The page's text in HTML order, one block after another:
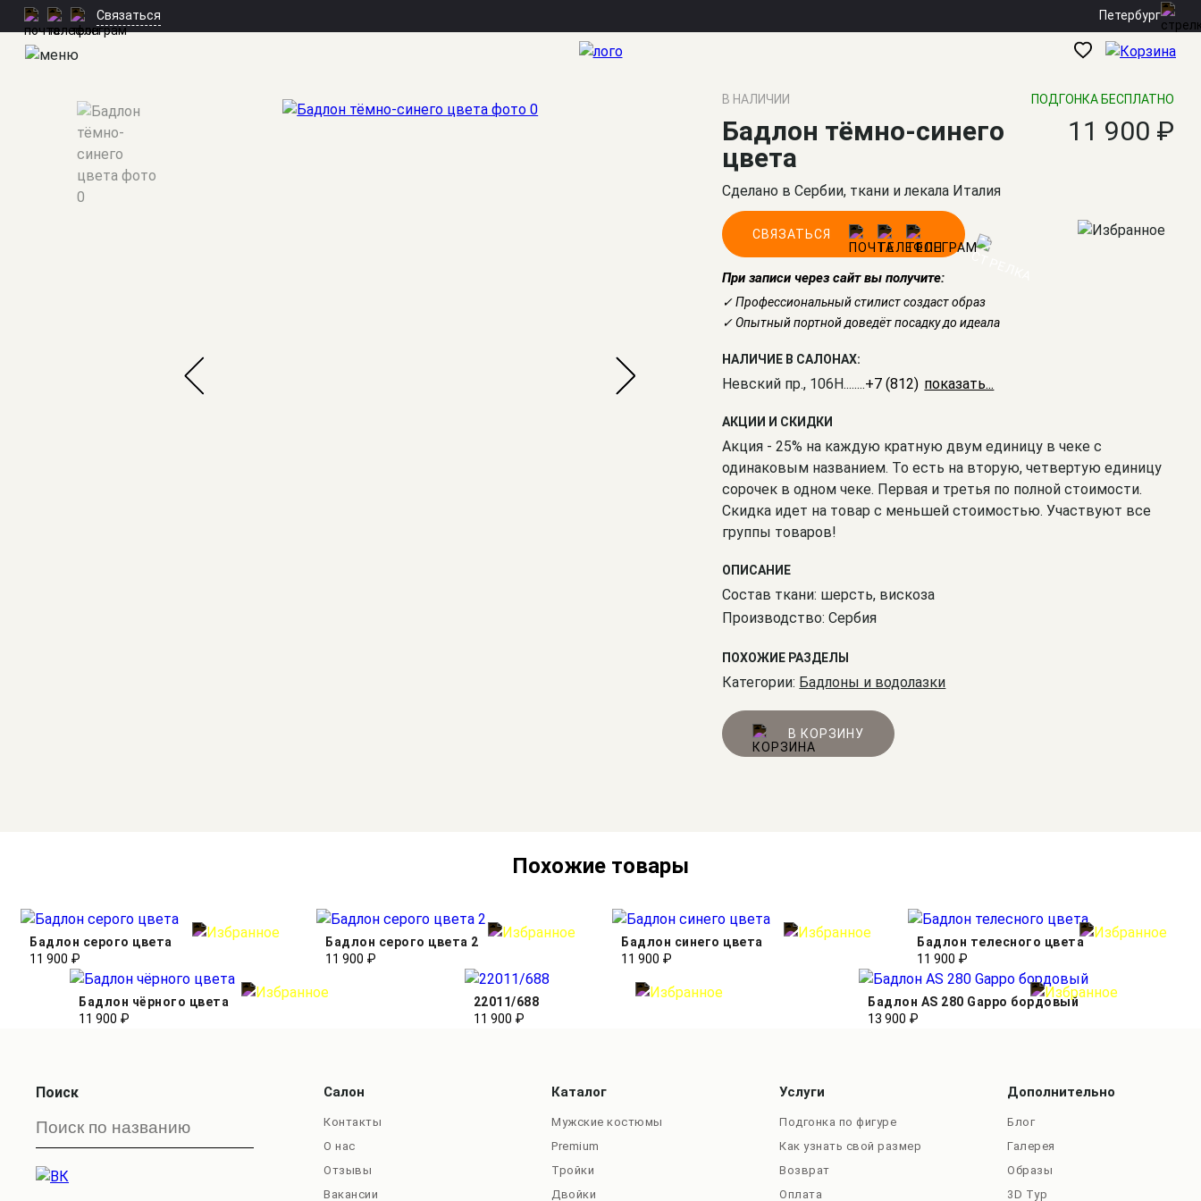
Связаться Петербург
Мужские костюмы
В НАЛИЧИИ ПОДГОНКА БЕСПЛАТНО
Бадлон тёмно-синего
цвета
11 900 ₽
Сделано в Сербии, ткани и лекала Италия
СВЯЗАТЬСЯ
При записи через сайт вы получите:
✓ Профессиональный стилист создаст образ
✓ Опытный портной доведёт посадку до идеала
НАЛИЧИЕ В САЛОНАХ:
Невский пр., 106Н........+7 (812) 309-16-55
АКЦИИ И СКИДКИ
Акция - 25% на каждую кратную двум единицу в чеке с
одинаковым названием. То есть на вторую, четвертую единицу
сорочек в одном чеке. Первая и третья по полной стоимости.
Скидка идет на товар с меньшей стоимостью. Участвуют все
группы товаров!
ОПИСАНИЕ
Состав ткани: шерсть, вискоза
Производство: Сербия
ПОХОЖИЕ РАЗДЕЛЫ
Категории: Бадлоны и водолазки
В КОРЗИНУ
Похожие товары
Бадлон серого цвета
11 900 ₽
Бадлон серого цвета 2
11 900 ₽
Бадлон синего цвета
11 900 ₽
Бадлон телесного цвета
11 900 ₽
Бадлон чёрного цвета
11 900 ₽
22011/688
11 900 ₽
Бадлон AS 280 Gappo бордовый
13 900 ₽
Поиск Салон
Контакты
О нас
Отзывы
Вакансии
Каталог
Мужские костюмы
Premium
Тройки
Двойки
Услуги
Подгонка по фигуре
Как узнать свой размер
Возврат
Оплата
Дополнительно
Блог
Галерея
Образы
3D Тур